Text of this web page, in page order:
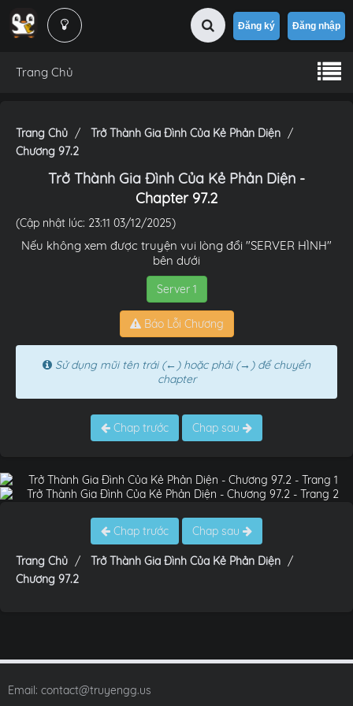
Đăng ký Đăng nhập
Trang Chủ
Trang Chủ
Trở Thành Gia Đình Của Kẻ Phản Diện
Chương 97.2
Trở Thành Gia Đình Của Kẻ Phản Diện -
Chapter 97.2
(Cập nhật lúc: 23:11 03/12/2025)
Nếu không xem được truyện vui lòng đổi "SERVER HÌNH"
bên dưới
Server 1
Báo Lỗi Chương
Sử dụng mũi tên trái (←) hoặc phải (→) để chuyển
chapter
Chap trước Chap sau
Chap trước Chap sau
Trang Chủ
Trở Thành Gia Đình Của Kẻ Phản Diện
Chương 97.2
Email: contact@truyengg.us